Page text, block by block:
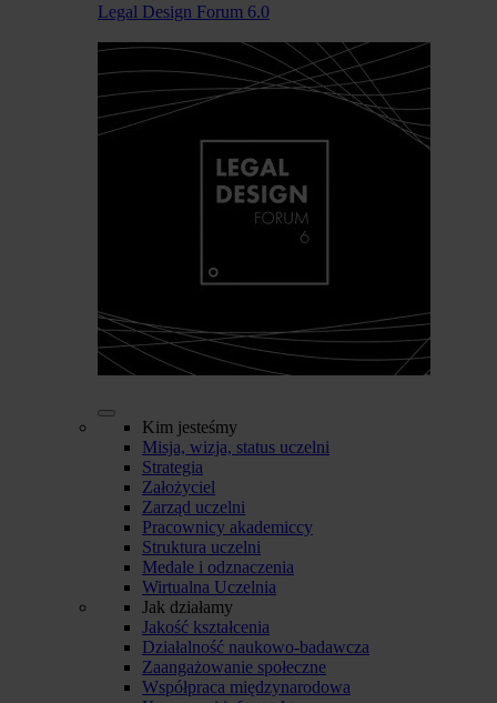
Legal Design Forum 6.0
Kim jesteśmy
Misja, wizja, status uczelni
Strategia
Założyciel
Zarząd uczelni
Pracownicy akademiccy
Struktura uczelni
Medale i odznaczenia
Wirtualna Uczelnia
Jak działamy
Jakość kształcenia
Działalność naukowo-badawcza
Zaangażowanie społeczne
Współpraca międzynarodowa